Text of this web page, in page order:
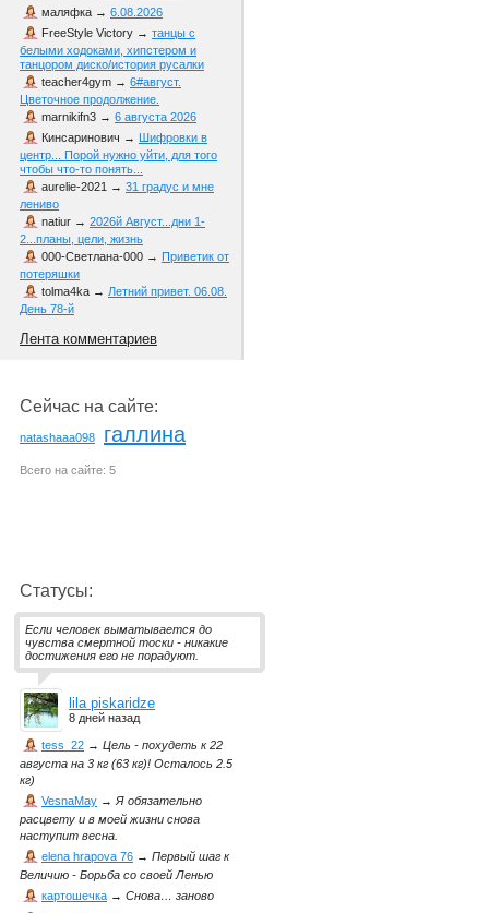
маляфка → 6.08.2026
FreeStyle Victory → танцы с
белыми ходоками, хипстером и
танцором диско/история русалки
teacher4gym → 6#август.
Цветочное продолжение.
marnikifn3 → 6 августа 2026
Кинсаринович → Шифровки в
центр... Порой нужно уйти, для того
чтобы что-то понять...
aurelie-2021 → 31 градус и мне
лениво
natiur → 2026й Август...дни 1-
2...планы, цели, жизнь
000-Светлана-000 → Приветик от
потеряшки
tolma4ka → Летний привет. 06.08.
День 78-й
Лента комментариев
Сейчас на сайте:
natashaaa098 галлина
Всего на сайте: 5
Статусы:
Если человек выматывается до
чувства смертной тоски - никакие
достижения его не порадуют.
lila piskaridze
8 дней назад
tess_22 → Цель - похудеть к 22
августа на 3 кг (63 кг)! Осталось 2.5
кг)
VesnaMay →Я обязательно
расцвету и в моей жизни снова
наступит весна.
elena hrapova 76 → Первый шаг к
Величию - Борьба со своей Ленью
картошечка → Снова… заново